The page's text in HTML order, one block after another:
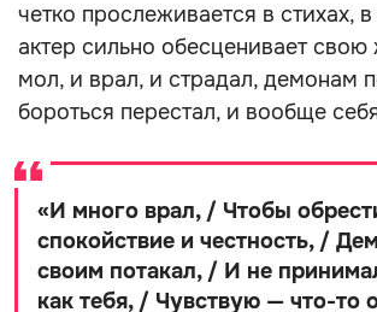
четко прослеживается в стихах,
актер сильно обесценивает
мол, и врал, и страдал, демонам
бороться перестал, и вообще
«И много врал, / Чтобы
спокойствие и честность, /
своим потакал, / И не
как тебя, / Чувствую — что-то